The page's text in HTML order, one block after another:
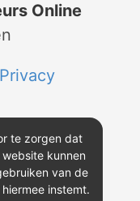
Online
Privacy
te zorgen dat
kunnen
van de
instemt.